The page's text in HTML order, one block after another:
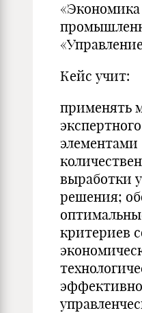
«Экономика
Кейс учит:
применять
элементами
выработки
решения;
критериев